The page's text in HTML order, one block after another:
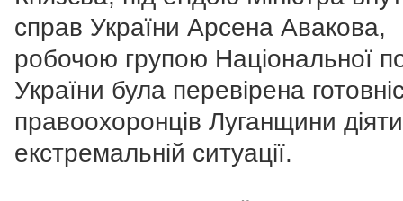
справ України Арсена Авакова,
робочою групою Національної
України була перевірена
правоохоронців Луганщини
екстремальній ситуації.